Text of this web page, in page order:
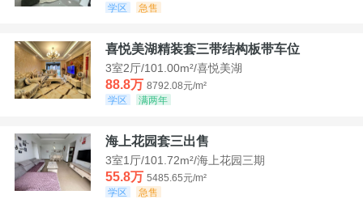
学区
急售
喜悦美湖精装套三带结构板带车位
3室2厅/101.00m²/喜悦美湖
88.8万 8792.08元/m²
学区
满两年
海上花园套三出售
3室1厅/101.72m²/海上花园三期
55.8万 5485.65元/m²
学区
急售